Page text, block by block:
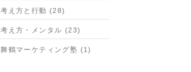
考え方と行動 (28)
考え方・メンタル (23)
舞鶴マーケティング塾 (1)